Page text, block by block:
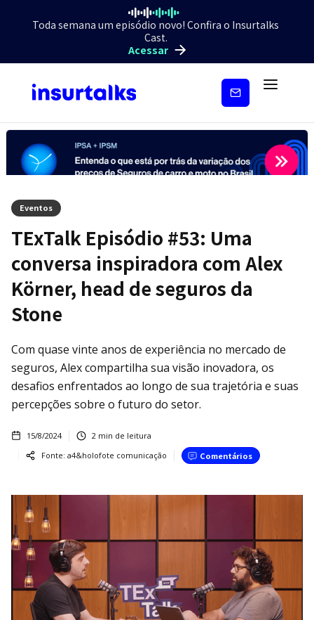
Toda semana um episódio novo! Confira o Insurtalks
Cast.
Acessar
Inscreva-
Eventos
TExTalk Episódio #53: Uma
conversa inspiradora com Alex
Körner, head de seguros da
Stone
Com quase vinte anos de experiência no mercado de
seguros, Alex compartilha sua visão inovadora, os
desafios enfrentados ao longo de sua trajetória e suas
percepções sobre o futuro do setor.
15/8/2024 2 min de leitura
Fonte: a4&holofote comunicação Comentários